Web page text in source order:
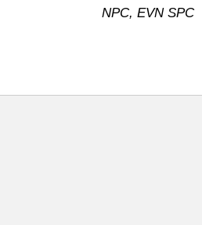
NPC, EVN SPC